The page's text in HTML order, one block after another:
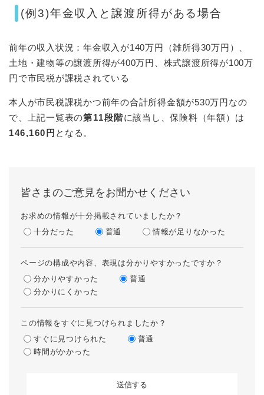
(例3)年金収入と譲渡所得がある場合
前年の収入状況：年金収入が140万円（雑所得30万円）、
土地・建物等の譲渡所得が400万円、株式譲渡所得が100万
円で市民税が課税されている
本人が市民税課税かつ前年の合計所得金額が530万円なの
で、上記一覧表の第11段階に該当し、保険料（年額）は
146,160円 となる。
皆さまのご意見をお聞かせください
お求めの情報が十分掲載されていましたか？
十分だった
普通 情報が足りなかった
ページの構成や内容、表現は分かりやすかったですか？
分かりやすかった
普通
分かりにくかった
この情報をすぐに見つけられましたか？
すぐに見つけられた
普通
時間がかかった